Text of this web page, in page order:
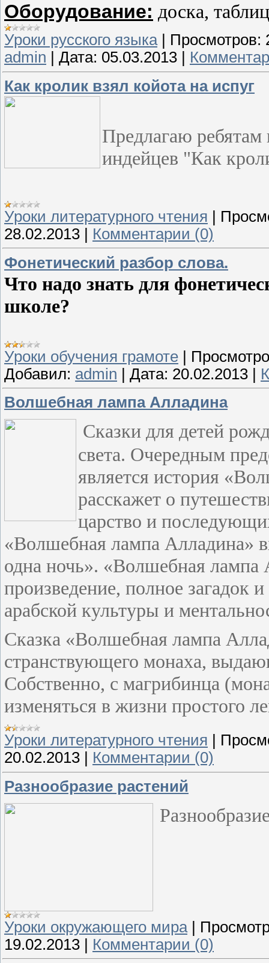
Оборудование: доска,
Уроки русского языка| Просмотров:
admin
Дата: 05.03.2013
Как кролик взял койота на испуг
Предлагаю ребятам
индейцев "Как
Уроки литературного чтения
28.02.2013
Комментарии (0)
Фонетический разбор слова.
Что надо знать для
школе?
Уроки обучения грамоте |
Добавил: admin | Дата: 20.02.2013 |
Волшебная лампа Алладина
Сказки для детей
света. Очередным
является история
расскажет о
царство и
«Волшебная лампа Алладина»
одна ночь». «Волшебная
произведение, полное загадок
арабской культуры и
Сказка «Волшебная лампа
странствующего монаха,
Собственно, с магрибинца
изменяться в жизни простого
Уроки литературного чтения
20.02.2013
Комментарии (0)
Разнообразие растений
Уроки окружающего мира |
19.02.2013 | Комментарии (0)